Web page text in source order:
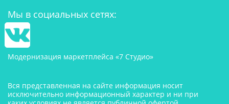
Мы в социальных сетях:
Модернизация маркетплейса «7 Студио»
Вся представленная на сайте информация носит
исключительно информационный характер и ни при